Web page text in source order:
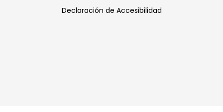
Declaración de Accesibilidad